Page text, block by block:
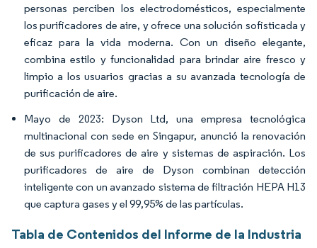
personas perciben los electrodomésticos, especialmente
los purificadores de aire, y ofrece una solución sofisticada y
eficaz para la vida moderna. Con un diseño elegante,
combina estilo y funcionalidad para brindar aire fresco y
limpio a los usuarios gracias a su avanzada tecnología de
purificación de aire.
Mayo de 2023: Dyson Ltd, una empresa tecnológica
multinacional con sede en Singapur, anunció la renovación
de sus purificadores de aire y sistemas de aspiración. Los
purificadores de aire de Dyson combinan detección
inteligente con un avanzado sistema de filtración HEPA H13
que captura gases y el 99,95% de las partículas.
Tabla de Contenidos del Informe de la Industria